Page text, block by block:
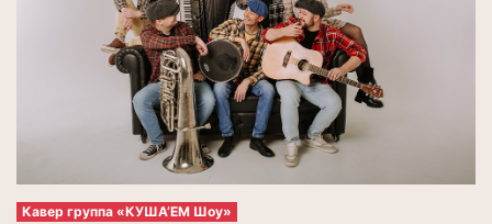
Кавер группа «КУША’ЕМ Шоу»